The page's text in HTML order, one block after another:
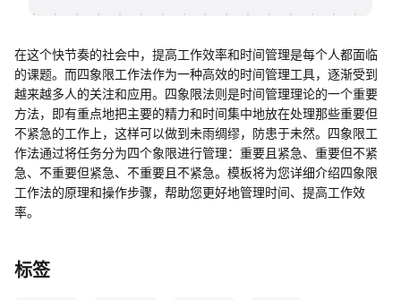
在这个快节奏的社会中，提高工作效率和时间管理是每个人都面临
的课题。而四象限工作法作为一种高效的时间管理工具，逐渐受到
越来越多人的关注和应用。四象限法则是时间管理理论的一个重要
方法，即有重点地把主要的精力和时间集中地放在处理那些重要但
不紧急的工作上，这样可以做到未雨绸缪，防患于未然。四象限工
作法通过将任务分为四个象限进行管理：重要且紧急、重要但不紧
急、不重要但紧急、不重要且不紧急。模板将为您详细介绍四象限
工作法的原理和操作步骤，帮助您更好地管理时间、提高工作效
率。
标签